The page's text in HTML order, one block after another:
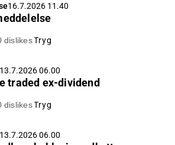
16.7.2026 11.40
dislikes Tryg
13.7.2026 06.00
traded ex-dividend
dislikes Tryg
13.7.2026 06.00